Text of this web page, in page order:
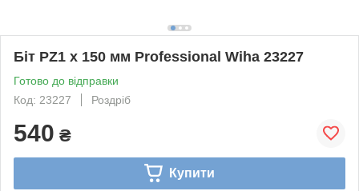
Біт PZ1 х 150 мм Professional Wiha 23227
Готово до відправки
Код: 23227
Роздріб
540 ₴
Купити